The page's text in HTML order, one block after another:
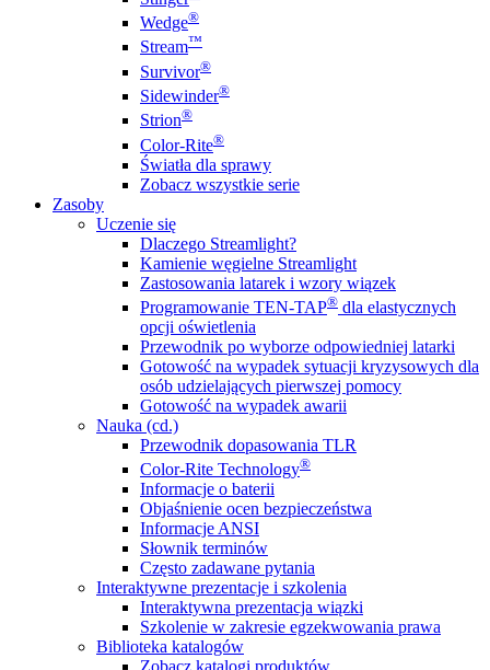
Wedge®
Stream™
Survivor®
Sidewinder®
Strion®
Color-Rite®
Światła dla sprawy
Zobacz wszystkie serie
Zasoby
Uczenie się
Dlaczego Streamlight?
Kamienie węgielne Streamlight
Zastosowania latarek i wzory wiązek
Programowanie TEN-TAP® dla elastycznych
opcji oświetlenia
Przewodnik po wyborze odpowiedniej latarki
Gotowość na wypadek sytuacji kryzysowych dla
osób udzielających pierwszej pomocy
Gotowość na wypadek awarii
Nauka (cd.)
Przewodnik dopasowania TLR
Color-Rite Technology®
Informacje o baterii
Objaśnienie ocen bezpieczeństwa
Informacje ANSI
Słownik terminów
Często zadawane pytania
Interaktywne prezentacje i szkolenia
Interaktywna prezentacja wiązki
Szkolenie w zakresie egzekwowania prawa
Biblioteka katalogów